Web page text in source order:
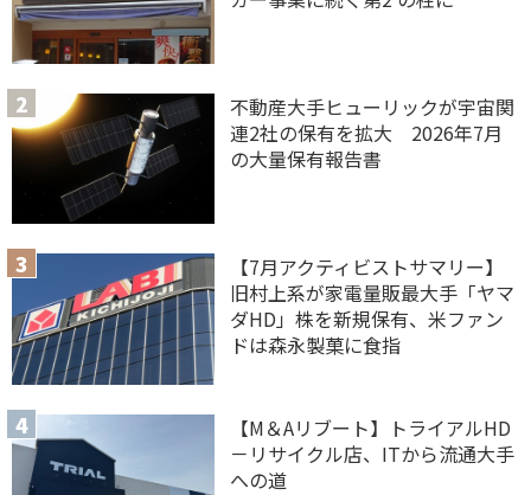
不動産大手ヒューリックが宇宙関
連2社の保有を拡大 2026年7月
の大量保有報告書
【7月アクティビストサマリー】
旧村上系が家電量販最大手「ヤマ
ダHD」株を新規保有、米ファン
ドは森永製菓に食指
【M＆Aリブート】トライアルHD
－リサイクル店、ITから流通大手
への道